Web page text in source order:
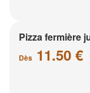
Pizza fermière
Dès 11.50 €